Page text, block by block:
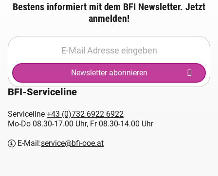
Bestens informiert mit dem BFI Newsletter. Jetzt
anmelden!
Newsletter abonnieren
BFI-Serviceline
Serviceline +43 (0)732 6922 6922
Mo-Do 08.30-17.00 Uhr, Fr 08.30-14.00 Uhr
E-Mail:service@bfi-ooe.at